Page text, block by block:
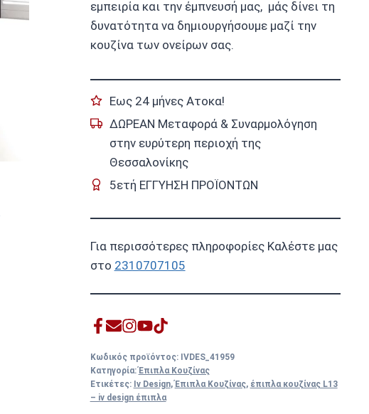
εμπειρία και την έμπνευσή μας, μάς δίνει τη
δυνατότητα να δημιουργήσουμε μαζί την
κουζίνα των ονείρων σας.
Εως 24 μήνες Ατοκα!
ΔΩΡΕΑΝ Μεταφορά & Συναρμολόγηση
στην ευρύτερη περιοχή της
Θεσσαλονίκης
5ετή ΕΓΓΥΗΣΗ ΠΡΟΪΟΝΤΩΝ
Για περισσότερες πληροφορίες Καλέστε μας
στο 2310707105
Κωδικός προϊόντος: IVDES_41959
Κατηγορία:Έπιπλα Κουζίνας
Ετικέτες: Iv Design,Έπιπλα Κουζίνας, έπιπλα κουζίνας L13
– iv design έπιπλα